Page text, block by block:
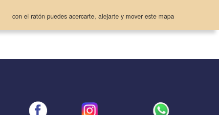
con el ratón puedes acercarte, alejarte y mover este mapa